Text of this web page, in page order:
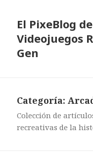
El PixeBlog
Videojuegos
Gen
Categoría:
Colección de
recreativas de la